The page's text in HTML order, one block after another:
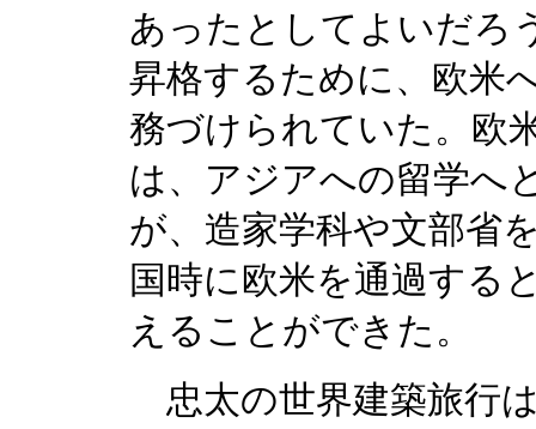
あったとしてよいだろ
昇格するために、欧米
務づけられていた。欧
は、アジアへの留学へ
が、造家学科や文部省
国時に欧米を通過する
えることができた。
忠太の世界建築旅行